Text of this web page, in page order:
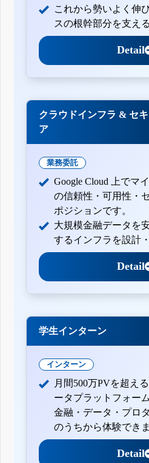
これから勢いよく伸
スの根幹部分を支え
Detail
クラウドインフラ & セ
ア
業務委託
Google Cloud 上でマ
の信頼性・可用性・
ポジションです。
大規模金融データを
するインフラを設計
Detail
学生インターン
インターン
月間500万PVを超え
ータプラットフォー
金融・データ・プロ
のうちから体験できま
Detail